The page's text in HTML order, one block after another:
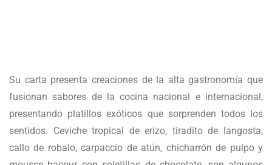
Su carta presenta creaciones de la alta gastronomía que
fusionan sabores de la cocina nacional e internacional,
presentando platillos exóticos que sorprenden todos los
sentidos. Ceviche tropical de erizo, tiradito de langosta,
callo de robalo, carpaccio de atún, chicharrón de pulpo y